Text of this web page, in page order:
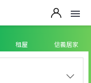
租屋 信義居家